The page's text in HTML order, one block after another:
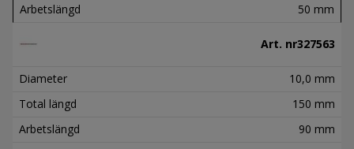
Arbetslängd
50 mm
Art. nr327563
Diameter
10,0 mm
Total längd
150 mm
Arbetslängd
90 mm